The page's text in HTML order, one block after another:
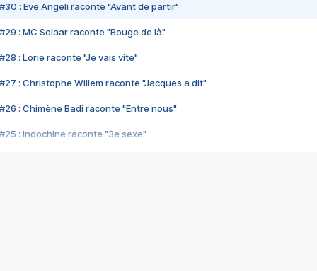
#30 : Eve Angeli raconte "Avant de partir"
#29 : MC Solaar raconte "Bouge de là"
#28 : Lorie raconte "Je vais vite"
#27 : Christophe Willem raconte "Jacques a dit"
#26 : Chimène Badi raconte "Entre nous"
#25 : Indochine raconte "3e sexe"